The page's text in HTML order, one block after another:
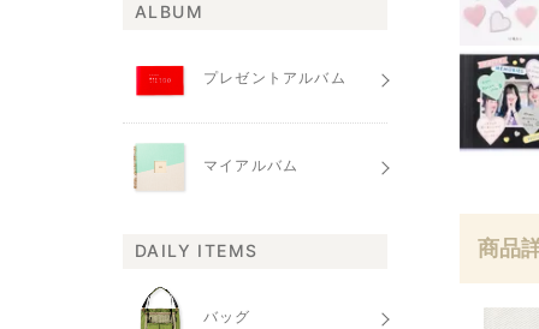
商品
ALBUM
プレゼントアルバム
マイアルバム
DAILY ITEMS
バッグ